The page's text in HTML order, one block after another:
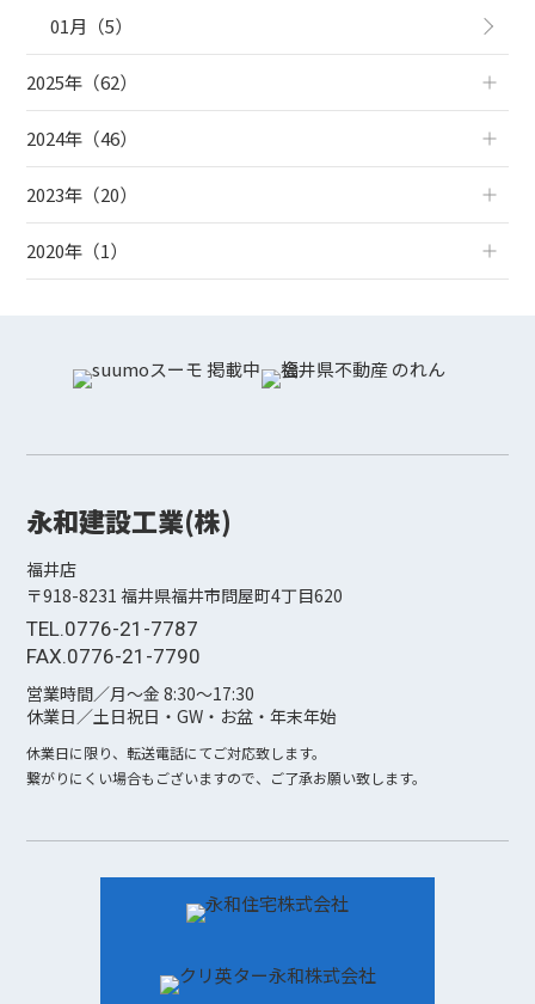
01月（5）
2025年（62）
2024年（46）
2023年（20）
2020年（1）
永和建設工業(株)
福井店
〒918-8231 福井県福井市問屋町4丁⽬620
TEL.0776-21-7787
FAX.0776-21-7790
営業時間／月〜金 8:30〜17:30
休業日／土日祝日・GW・お盆・年末年始
休業日に限り、転送電話にてご対応致します。
繋がりにくい場合もございますので、ご了承お願い致します。